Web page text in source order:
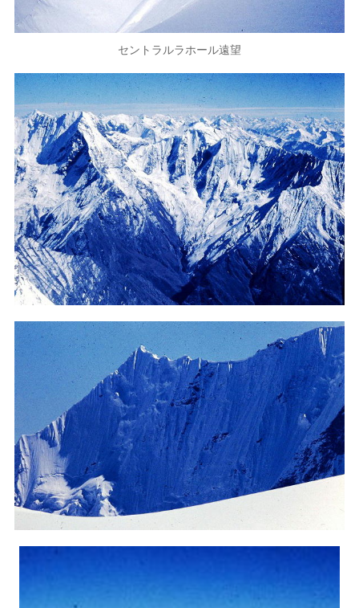
セントラルラホール遠望